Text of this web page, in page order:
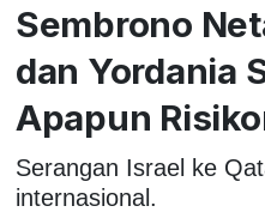
Sembrono
dan Yordania
Apapun
Serangan Israel ke
internasional.